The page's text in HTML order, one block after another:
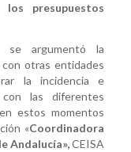
presupuestos
argumentó la
otras entidades
la incidencia e
las diferentes
estos momentos
«Coordinadora
Andalucía»,CEISA